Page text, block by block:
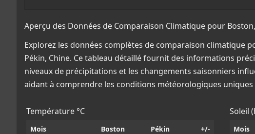
Aperçu des Données de Comparaison Climatique pour
Explorez les données complètes de comparaison climatique
Pékin, Chine. Ce tableau détaillé fournit des informations
niveaux de précipitations et les changements saisonniers
aidant à comprendre les conditions météorologiques uniques
Température °C
Mois Boston Pékin +/-
Soleil
Mois